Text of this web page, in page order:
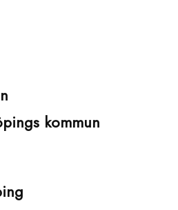
kommun